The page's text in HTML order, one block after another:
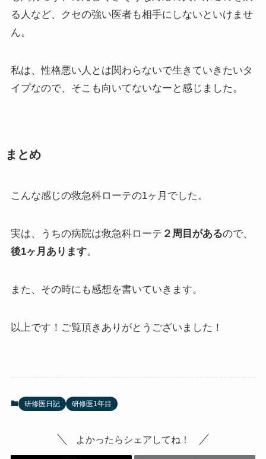
る人など、クセの強い医者も相手にしないといけませ
ん。
私は、性格悪い人とは関わらないで生きていきたいタ
イプなので、そこも向いてないなーと感じました。
まとめ
こんな感じの救急科ローテの1ヶ月でした。
実は、うちの病院は救急科ローテ ２周目があるので、
後1ヶ月あります。
また、その時にも感想を書いていきます。
以上です！ご覧頂きありがとうございました！
研修医日記 研修医1年目
よかったらシェアしてね！